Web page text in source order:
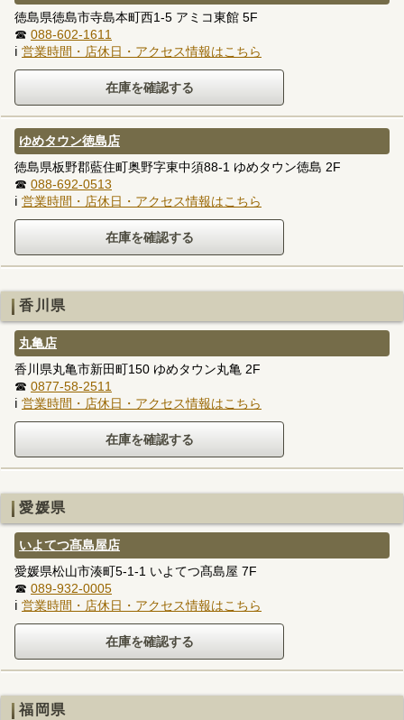
徳島県徳島市寺島本町西1-5 アミコ東館 5F
☎ 088-602-1611
ℹ 営業時間・店休日・アクセス情報はこちら
ゆめタウン徳島店
徳島県板野郡藍住町奥野字東中須88-1 ゆめタウン徳島 2F
☎ 088-692-0513
ℹ 営業時間・店休日・アクセス情報はこちら
香川県
丸亀店
香川県丸亀市新田町150 ゆめタウン丸亀 2F
☎ 0877-58-2511
ℹ 営業時間・店休日・アクセス情報はこちら
愛媛県
いよてつ髙島屋店
愛媛県松山市湊町5-1-1 いよてつ髙島屋 7F
☎ 089-932-0005
ℹ 営業時間・店休日・アクセス情報はこちら
福岡県